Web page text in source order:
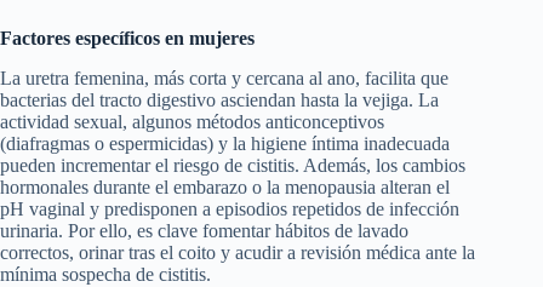
Factores específicos en mujeres
La uretra femenina, más corta y cercana al ano, facilita que
bacterias del tracto digestivo asciendan hasta la vejiga. La
actividad sexual, algunos métodos anticonceptivos
(diafragmas o espermicidas) y la higiene íntima inadecuada
pueden incrementar el riesgo de cistitis. Además, los cambios
hormonales durante el embarazo o la menopausia alteran el
pH vaginal y predisponen a episodios repetidos de infección
urinaria. Por ello, es clave fomentar hábitos de lavado
correctos, orinar tras el coito y acudir a revisión médica ante la
mínima sospecha de cistitis.